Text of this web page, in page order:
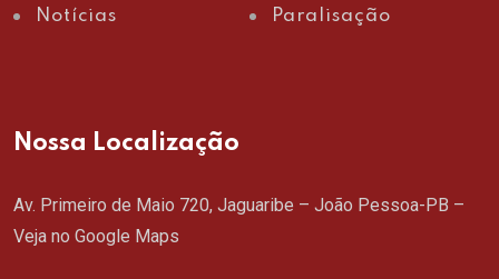
Notícias Paralisação
Nossa Localização
Av. Primeiro de Maio 720, Jaguaribe – João Pessoa-PB –
Veja no Google Maps